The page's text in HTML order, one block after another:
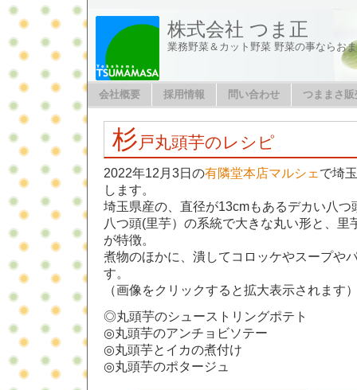
株式会社 つま正
業務野菜＆カット野菜 野菜の事ならお
会社概要 採用情報 問い合わせ つままさ
杉 戸丸頭芋のレシピ
2022年12月3日の有隣堂本店マルシェ で埼
します。
埼玉県産の、直径が13cmもあるデカい八つ
八つ頭(里芋）の系統で大きな丸い形と、里
が特徴。
煮物のほかに、潰してコロッケやスープや
す。
（画像をクリックすると拡大表示されます
◎丸頭芋のシューストリングポテト
◎丸頭芋のアンチョビソテー
◎丸頭芋とイカの煮付け
◎丸頭芋のポタージュ